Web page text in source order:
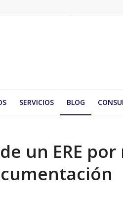
SERVICIOS BLOG
un ERE por